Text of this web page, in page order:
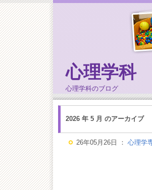
心理学科
心理学科のブログ
2026 年 5 月 のアーカイブ
26年05月26日 ： 心理学